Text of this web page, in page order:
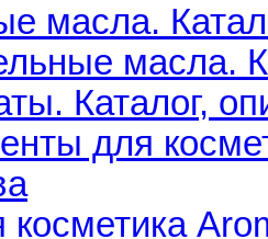
масла.
масла.
Каталог,
для
косметика